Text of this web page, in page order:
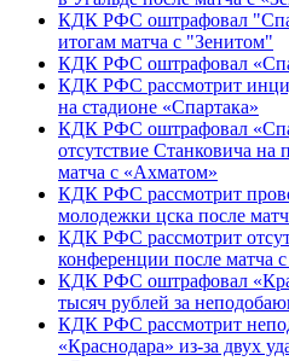
КДК РФС оштрафовал
итогам матча с "Зенитом"
КДК РФС оштрафовал
КДК РФС рассмотрит
на стадионе «Спартака»
КДК РФС оштрафовал
отсутствие Станковича на
матча с «Ахматом»
КДК РФС рассмотрит
молодежки цска после
КДК РФС рассмотрит
конференции после матча
КДК РФС оштрафовал
тысяч рублей за
КДК РФС рассмотрит
«Краснодара» из‑за двух